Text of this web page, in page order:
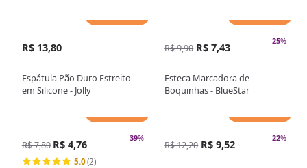
R$ 13,80
Espátula Pão Duro Estreito
em Silicone - Jolly
-25%
R$ 9,90 R$ 7,43
Esteca Marcadora de
Boquinhas - BlueStar
-39%
R$ 7,80 R$ 4,76
5.0(2)
-22%
R$ 12,20 R$ 9,52